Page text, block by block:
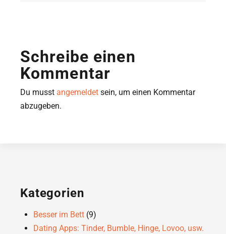
Schreibe einen
Kommentar
Du musst angemeldet sein, um einen Kommentar
abzugeben.
Kategorien
Besser im Bett (9)
Dating Apps: Tinder, Bumble, Hinge, Lovoo, usw.